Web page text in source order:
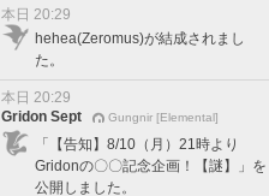
本日 20:29
hehea(Zeromus)が結成されまし
た。
本日 20:29
Gridon Sept
Gungnir [Elemental]
「【告知】8/10（月）21時より
Gridonの〇〇記念企画！【謎】」を
公開しました。